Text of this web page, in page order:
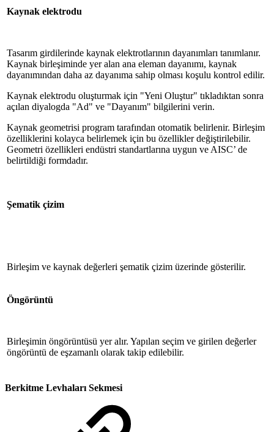
Kaynak elektrodu
Tasarım girdilerinde kaynak elektrotlarının dayanımları tanımlanır.
Kaynak birleşiminde yer alan ana eleman dayanımı, kaynak
dayanımından daha az dayanıma sahip olması koşulu kontrol edilir.
Kaynak elektrodu oluşturmak için "Yeni Oluştur" tıkladıktan sonra
açılan diyalogda "Ad" ve "Dayanım" bilgilerini verin.
Kaynak geometrisi program tarafından otomatik belirlenir. Birleşim
özelliklerini kolayca belirlemek için bu özellikler değiştirilebilir.
Geometri özellikleri endüstri standartlarına uygun ve AISC’ de
belirtildiği formdadır.
Şematik çizim
Birleşim ve kaynak değerleri şematik çizim üzerinde gösterilir.
Öngörüntü
Birleşimin öngörüntüsü yer alır. Yapılan seçim ve girilen değerler
öngörüntü de eşzamanlı olarak takip edilebilir.
Berkitme Levhaları Sekmesi